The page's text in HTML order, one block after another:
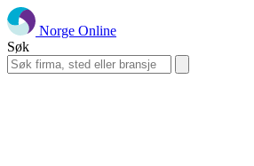
Norge Online
Søk